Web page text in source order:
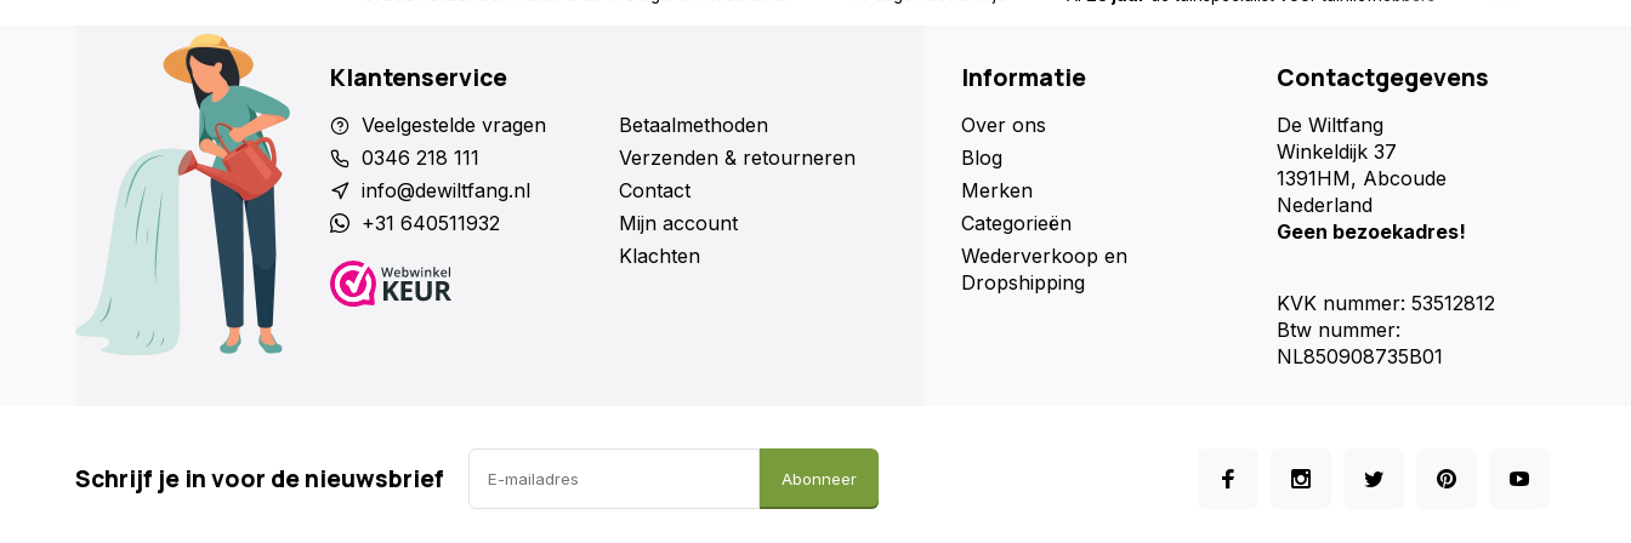
Klantenservice
Veelgestelde vragen
0346 218 111
info@dewiltfang.nl
+31 640511932
Betaalmethoden
Verzenden & retourneren
Contact
Mijn account
Klachten
Informatie
Over ons
Blog
Merken
Categorieën
Wederverkoop en
Dropshipping
Contactgegevens
De Wiltfang
Winkeldijk 37
1391HM, Abcoude
Nederland
Geen bezoekadres!
KVK nummer: 53512812
Btw nummer:
NL850908735B01
Schrijf je in voor de nieuwsbrief Abonneer